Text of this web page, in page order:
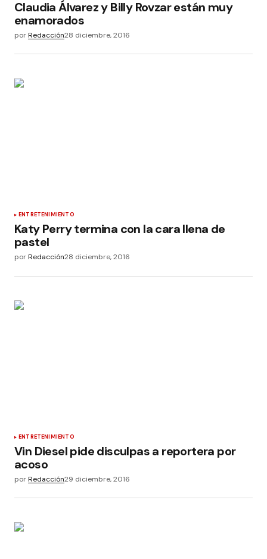
Claudia Álvarez y Billy Rovzar están muy
enamorados
porRedacción28 diciembre, 2016
ENTRETENIMIENTO
Katy Perry termina con la cara llena de
pastel
porRedacción28 diciembre, 2016
ENTRETENIMIENTO
Vin Diesel pide disculpas a reportera por
acoso
porRedacción29 diciembre, 2016